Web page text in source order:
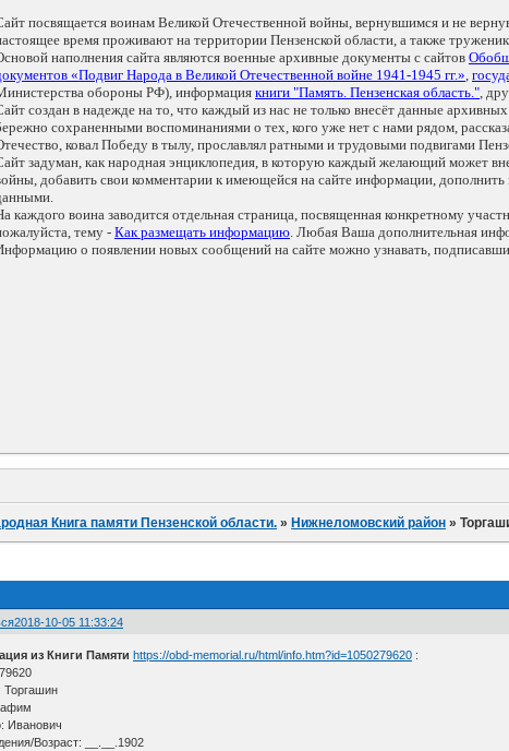
посвящается воинам Великой Отечественной войны, вернувшимся и не
время проживают на территории Пензенской области, а также
наполнения сайта являются военные архивные документы с сайтов
«Подвиг Народа в Великой Отечественной войне 1941-1945 гг.»,
обороны РФ), информация книги "Память. Пензенская область.",
создан в надежде на то, что каждый из нас не только внесёт данные
сохраненными воспоминаниями о тех, кого уже нет с нами рядом,
ковал Победу в тылу, прославлял ратными и трудовыми подвигами
задуман, как народная энциклопедия, в которую каждый желающий может
добавить свои комментарии к имеющейся на сайте информации,
каждого воина заводится отдельная страница, посвященная конкретному
тему - Как размещать информацию. Любая Ваша дополнительная
о появлении новых сообщений на сайте можно узнавать,
Книга памяти Пензенской области. » Нижнеломовский район »
2018-10-05 11:33:24
из Книги Памяти https://obd-memorial.ru/html/info.htm?id=1050279620 :
Иванович
Возраст: __.__.1902